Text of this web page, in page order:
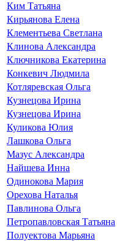
Ким Татьяна
Кирьянова Елена
Клементьева Светлана
Клинова Александра
Ключникова Екатерина
Конкевич Людмила
Котляревская Ольга
Кузнецова Ирина
Кузнецова Ирина
Куликова Юлия
Лашкова Ольга
Мазус Александра
Найшева Инна
Одинокова Мария
Орехова Наталья
Павлинова Ольга
Петропавловская Татьяна
Полуектова Марьяна